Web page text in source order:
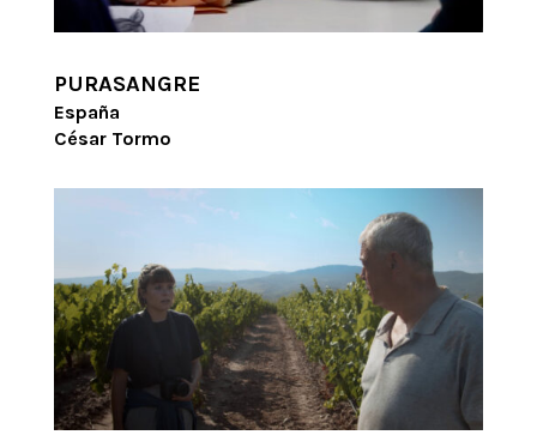
PURASANGRE
España
César Tormo